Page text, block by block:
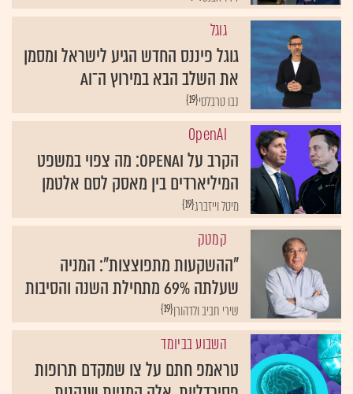
גוגל
גוגל פיננס החדש הגיע לישראל ומסמן
את השלב הבא במירוץ ה־AI
{19}נבו טרבלסי
OpenAI
הקרב על OpenAI: מה צפוי במשפט
המיליארדים בין מאסק לסם אלטמן
{19}מיטל וייזברג
קמטק
"ההשקעות מתפוצצות": המניה
שעלתה 69% מתחילת השנה והסיבות
{19}שירי חביב ולדהורן
השבוע בביומד
טראמפ חתם על צו שמקדם תרופות
פסיכדליות. אלה המניות שנהנות